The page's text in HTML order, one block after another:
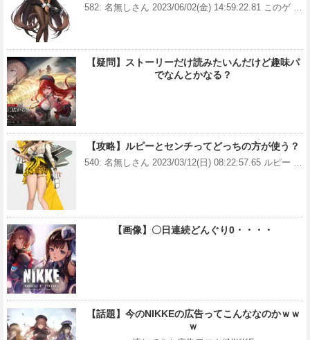
582: 名無しさん 2023/06/02(金) 14:59:22.81 このゲ …
【疑問】ストーリーだけ読みたいんだけど趣味パ
でなんとかなる？
【攻略】ルピーとセンチってどっちの方が使う？
540: 名無しさん 2023/03/12(日) 08:22:57.65 ルピー …
【画像】〇日連続どんぐり0・・・・
【話題】今のNIKKEの広告ってこんななのかｗｗ
ｗ